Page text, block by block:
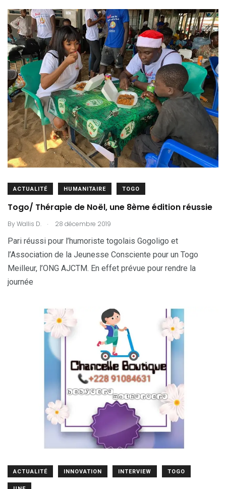
ACTUALITÉ HUMANITAIRE TOGO
Togo/ Thérapie de Noël, une 8ème édition réussie
ByWallis D. . 28 décembre 2019
Pari réussi pour l’humoriste togolais Gogoligo et
l’Association de la Jeunesse Consciente pour un Togo
Meilleur, l’ONG AJCTM. En effet prévue pour rendre la
journée
ACTUALITÉ INNOVATION INTERVIEW TOGO